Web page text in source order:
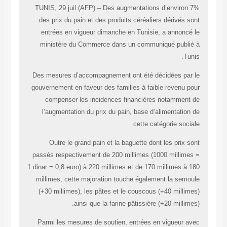
TUNIS, 29 juil (AFP) – Des augmentations d’environ 7%
des prix du pain et des produits céréaliers dérivés sont
entrées en vigueur dimanche en Tunisie, a annoncé le
ministère du Commerce dans un communiqué publié à
Tunis.
Des mesures d’accompagnement ont été décidées par le
gouvernement en faveur des familles à faible revenu pour
compenser les incidences financières notamment de
l’augmentation du prix du pain, base d’alimentation de
cette catégorie sociale.
Outre le grand pain et la baguette dont les prix sont
passés respectivement de 200 millimes (1000 millimes =
1 dinar = 0,8 euro) à 220 millimes et de 170 millimes à 180
millimes, cette majoration touche également la semoule
(+30 millimes), les pâtes et le couscous (+40 millimes)
ainsi que la farine pâtissière (+20 millimes).
Parmi les mesures de soutien, entrées en vigueur avec